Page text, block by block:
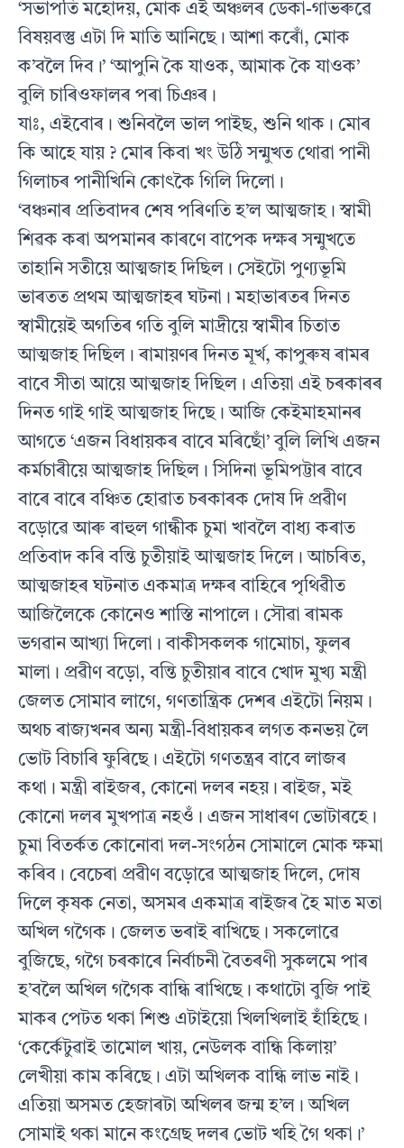
‘সভাপতি মহোদয়, মোক এই অঞ্চলৰ ডেকা-গাভৰুৱে
বিষয়বস্তু এটা দি মাতি আনিছে। আশা কৰোঁ, মোক
ক’বলৈ দিব।’ ‘আপুনি কৈ যাওক, আমাক কৈ যাওক’
বুলি চাৰিওফালৰ পৰা চিঞৰ।
যাঃ, এইবোৰ। শুনিবলৈ ভাল পাইছ, শুনি থাক। মোৰ
কি আহে যায় ? মোৰ কিবা খং উঠি সন্মুখত থোৱা পানী
গিলাচৰ পানীখিনি কোৎকৈ গিলি দিলো।
‘বঞ্চনাৰ প্ৰতিবাদৰ শেষ পৰিণতি হ’ল আত্মজাহ। স্বামী
শিৱক কৰা অপমানৰ কাৰণে বাপেক দক্ষৰ সন্মুখতে
তাহানি সতীয়ে আত্মজাহ দিছিল। সেইটো পুণ্যভূমি
ভাৰতত প্ৰথম আত্মজাহৰ ঘটনা। মহাভাৰতৰ দিনত
স্বামীয়েই অগতিৰ গতি বুলি মাদ্ৰীয়ে স্বামীৰ চিতাত
আত্মজাহ দিছিল। ৰামায়ণৰ দিনত মূৰ্খ, কাপুৰুষ ৰামৰ
বাবে সীতা আয়ে আত্মজাহ দিছিল। এতিয়া এই চৰকাৰৰ
দিনত গাই গাই আত্মজাহ দিছে। আজি কেইমাহমানৰ
আগতে ‘এজন বিধায়কৰ বাবে মৰিছোঁ’ বুলি লিখি এজন
কৰ্মচাৰীয়ে আত্মজাহ দিছিল। সিদিনা ভূমিপট্টাৰ বাবে
বাৰে বাৰে বঞ্চিত হোৱাত চৰকাৰক দোষ দি প্ৰৱীণ
বড়োৱে আৰু ৰাহুল গান্ধীক চুমা খাবলৈ বাধ্য কৰাত
প্ৰতিবাদ কৰি বন্তি চুতীয়াই আত্মজাহ দিলে। আচৰিত,
আত্মজাহৰ ঘটনাত একমাত্র দক্ষৰ বাহিৰে পৃথিৱীত
আজিলৈকে কোনেও শাস্তি নাপালে। সৌৱা ৰামক
ভগৱান আখ্যা দিলো। বাকীসকলক গামোচা, ফুলৰ
মালা। প্ৰৱীণ বড়ো, বন্তি চুতীয়াৰ বাবে খোদ মুখ্য মন্ত্রী
জেলত সোমাব লাগে, গণতান্ত্রিক দেশৰ এইটো নিয়ম।
অথচ ৰাজ্যখনৰ অন্য মন্ত্রী-বিধায়কৰ লগত কনভয় লৈ
ভোট বিচাৰি ফুৰিছে। এইটো গণতন্ত্ৰৰ বাবে লাজৰ
কথা। মন্ত্রী ৰাইজৰ, কোনো দলৰ নহয়। ৰাইজ, মই
কোনো দলৰ মুখপাত্র নহওঁ। এজন সাধাৰণ ভোটাৰহে।
চুমা বিতর্কত কোনোবা দল-সংগঠন সোমালে মোক ক্ষমা
কৰিব। বেচেৰা প্ৰৱীণ বড়োৱে আত্মজাহ দিলে, দোষ
দিলে কৃষক নেতা, অসমৰ একমাত্ৰ ৰাইজৰ হৈ মাত মতা
অখিল গগৈক। জেলত ভৰাই ৰাখিছে। সকলোৱে
বুজিছে, গগৈ চৰকাৰে নিৰ্বাচনী বৈতৰণী সুকলমে পাৰ
হ’বলৈ অখিল গগৈক বান্ধি ৰাখিছে। কথাটো বুজি পাই
মাকৰ পেটত থকা শিশু এটাইয়ো খিলখিলাই হাঁহিছে।
‘কেৰ্কেটুৱাই তামোল খায়, নেউলক বান্ধি কিলায়’
লেখীয়া কাম কৰিছে। এটা অখিলক বান্ধি লাভ নাই।
এতিয়া অসমত হেজাৰটা অখিলৰ জন্ম হ’ল। অখিল
সোমাই থকা মানে কংগ্ৰেছ দলৰ ভোট খহি গৈ থকা।’